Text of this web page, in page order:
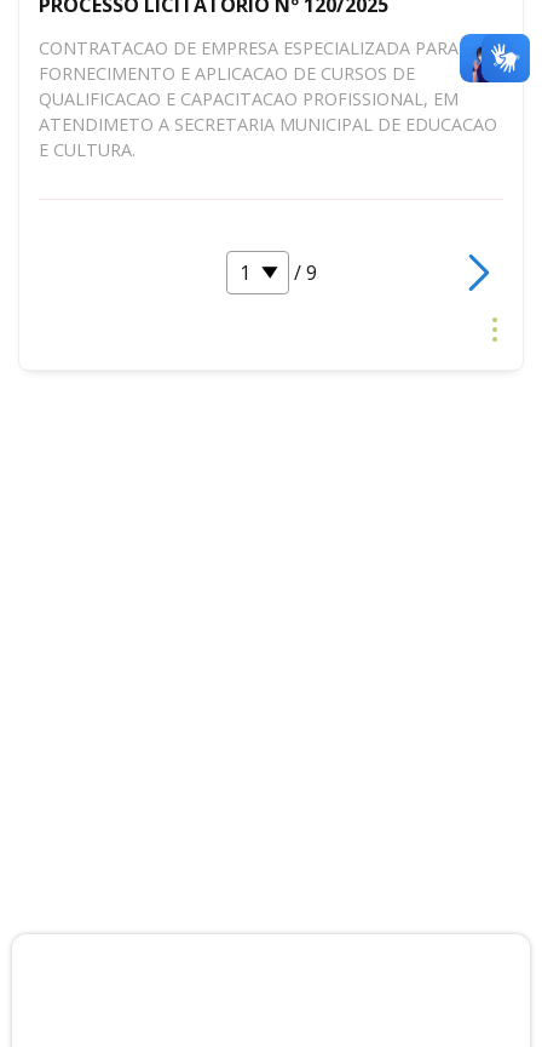
CONTRATACAO DE EMPRESA ESPECIALIZADA PARA
FORNECIMENTO E APLICACAO DE CURSOS DE
QUALIFICACAO E CAPACITACAO PROFISSIONAL, EM
ATENDIMETO A SECRETARIA MUNICIPAL DE EDUCACAO
E CULTURA.
/ 9